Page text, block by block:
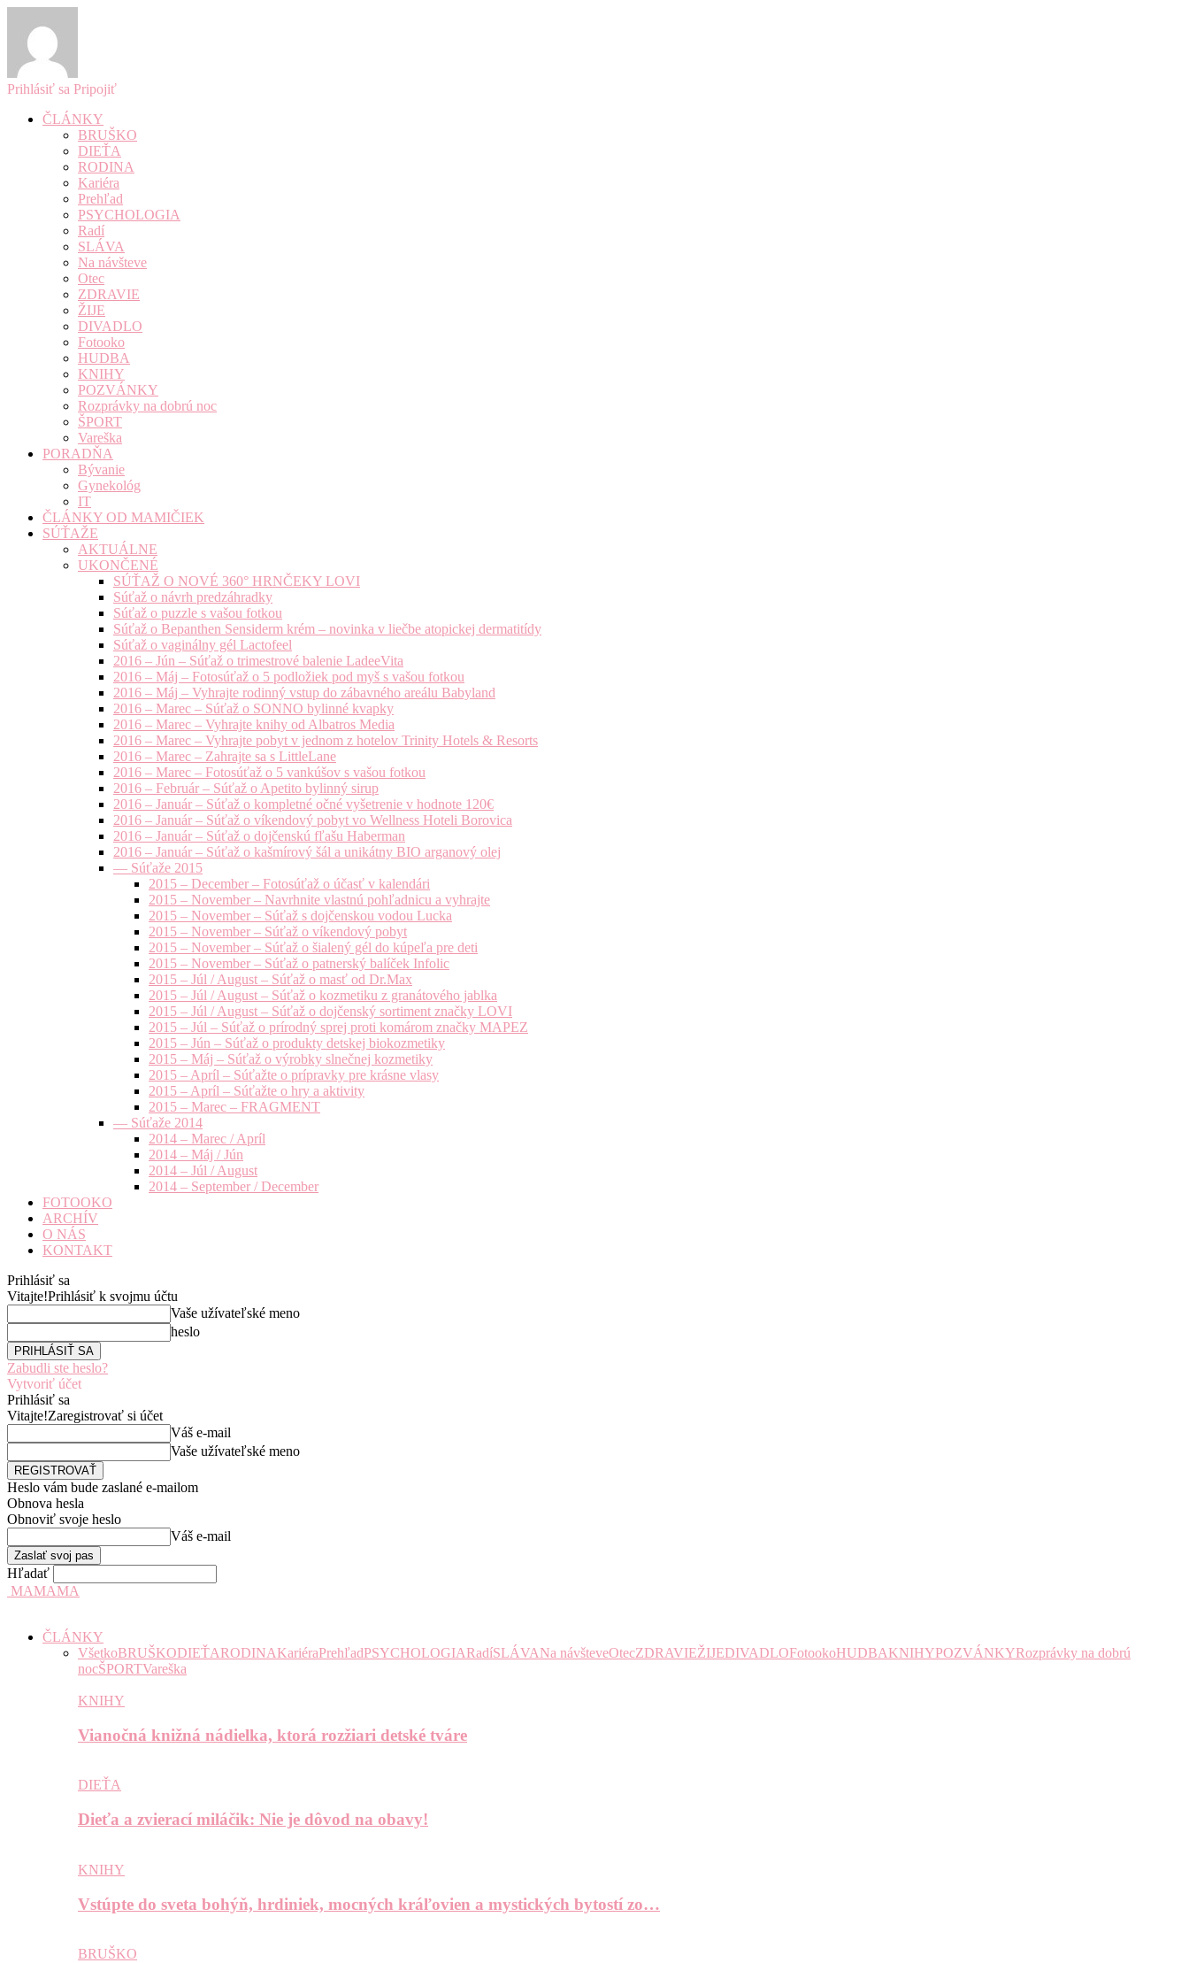
Prihlásiť sa Pripojiť
ČLÁNKY
BRUŠKO
DIEŤA
RODINA
Kariéra
Prehľad
PSYCHOLOGIA
Radí
SLÁVA
Na návšteve
Otec
ZDRAVIE
ŽIJE
DIVADLO
Fotooko
HUDBA
KNIHY
POZVÁNKY
Rozprávky na dobrú noc
ŠPORT
Vareška
PORADŇA
Bývanie
Gynekológ
IT
ČLÁNKY OD MAMIČIEK
SÚŤAŽE
AKTUÁLNE
UKONČENÉ
SÚŤAŽ O NOVÉ 360° HRNČEKY LOVI
Súťaž o návrh predzáhradky
Súťaž o puzzle s vašou fotkou
Súťaž o Bepanthen Sensiderm krém – novinka v liečbe atopickej dermatitídy
Súťaž o vaginálny gél Lactofeel
2016 – Jún – Súťaž o trimestrové balenie LadeeVita
2016 – Máj – Fotosúťaž o 5 podložiek pod myš s vašou fotkou
2016 – Máj – Vyhrajte rodinný vstup do zábavného areálu Babyland
2016 – Marec – Súťaž o SONNO bylinné kvapky
2016 – Marec – Vyhrajte knihy od Albatros Media
2016 – Marec – Vyhrajte pobyt v jednom z hotelov Trinity Hotels & Resorts
2016 – Marec – Zahrajte sa s LittleLane
2016 – Marec – Fotosúťaž o 5 vankúšov s vašou fotkou
2016 – Február – Súťaž o Apetito bylinný sirup
2016 – Január – Súťaž o kompletné očné vyšetrenie v hodnote 120€
2016 – Január – Súťaž o víkendový pobyt vo Wellness Hoteli Borovica
2016 – Január – Súťaž o dojčenskú fľašu Haberman
2016 – Január – Súťaž o kašmírový šál a unikátny BIO arganový olej
— Súťaže 2015
2015 – December – Fotosúťaž o účasť v kalendári
2015 – November – Navrhnite vlastnú pohľadnicu a vyhrajte
2015 – November – Súťaž s dojčenskou vodou Lucka
2015 – November – Súťaž o víkendový pobyt
2015 – November – Súťaž o šialený gél do kúpeľa pre deti
2015 – November – Súťaž o patnerský balíček Infolic
2015 – Júl / August – Súťaž o masť od Dr.Max
2015 – Júl / August – Súťaž o kozmetiku z granátového jablka
2015 – Júl / August – Súťaž o dojčenský sortiment značky LOVI
2015 – Júl – Súťaž o prírodný sprej proti komárom značky MAPEZ
2015 – Jún – Súťaž o produkty detskej biokozmetiky
2015 – Máj – Súťaž o výrobky slnečnej kozmetiky
2015 – Apríl – Súťažte o prípravky pre krásne vlasy
2015 – Apríl – Súťažte o hry a aktivity
2015 – Marec – FRAGMENT
— Súťaže 2014
2014 – Marec / Apríl
2014 – Máj / Jún
2014 – Júl / August
2014 – September / December
FOTOOKO
ARCHÍV
O NÁS
KONTAKT
Prihlásiť sa
Vitajte!Prihlásiť k svojmu účtu
Vaše užívateľské meno
heslo
Zabudli ste heslo?
Vytvoriť účet
Prihlásiť sa
Vitajte!Zaregistrovať si účet
Váš e-mail
Vaše užívateľské meno
Heslo vám bude zaslané e-mailom
Obnova hesla
Obnoviť svoje heslo
Váš e-mail
Hľadať
MAMAMA
ČLÁNKY
VšetkoBRUŠKODIEŤARODINAKariéraPrehľadPSYCHOLOGIARadíSLÁVANa návšteveOtecZDRAVIEŽIJEDIVADLOFotookoHUDBAKNIHYPOZVÁNKYRozprávky na dobrú
nocŠPORTVareška
KNIHY
Vianočná knižná nádielka, ktorá rozžiari detské tváre
DIEŤA
Dieťa a zvierací miláčik: Nie je dôvod na obavy!
KNIHY
Vstúpte do sveta bohýň, hrdiniek, mocných kráľovien a mystických bytostí zo…
BRUŠKO